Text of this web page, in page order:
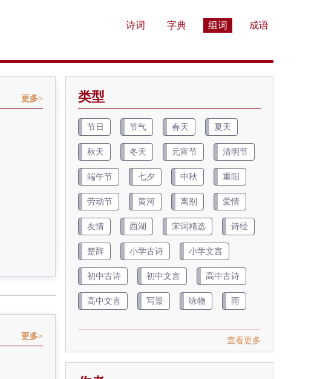
诗词 字典 组词 成语
更多>
更多>
类型
节日 节气 春天 夏天
秋天 冬天 元宵节 清明节
端午节 七夕 中秋 重阳
劳动节 黄河 离别 爱情
友情 西湖 宋词精选 诗经
楚辞 小学古诗 小学文言
初中古诗 初中文言 高中古诗
高中文言 写景 咏物 雨
查看更多